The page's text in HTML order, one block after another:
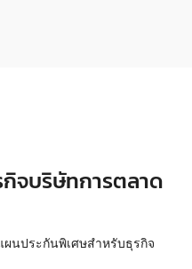
จบริษัทการตลาด
นประกันพิเศษสำหรับธุรกิจ